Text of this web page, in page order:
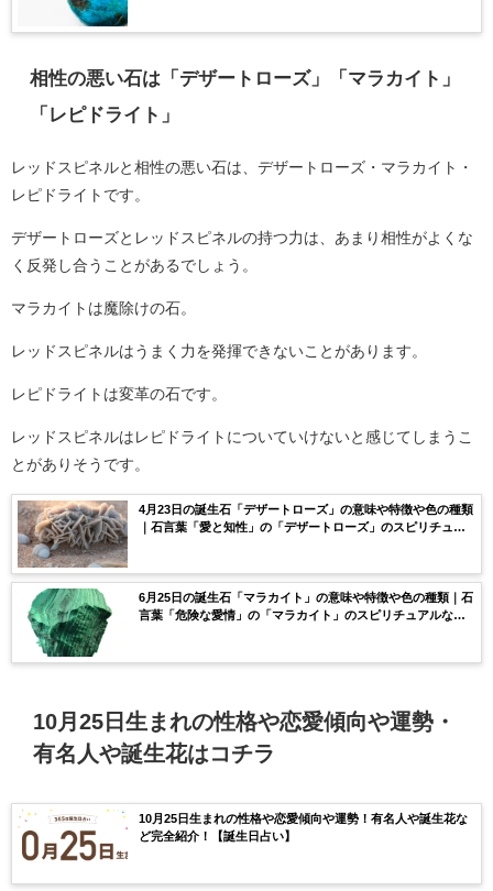
相性の悪い石は「デザートローズ」「マラカイト」
「レピドライト」
レッドスピネルと相性の悪い石は、デザートローズ・マラカイト・
レピドライトです。
デザートローズとレッドスピネルの持つ力は、あまり相性がよくな
く反発し合うことがあるでしょう。
マラカイトは魔除けの石。
レッドスピネルはうまく力を発揮できないことがあります。
レピドライトは変革の石です。
レッドスピネルはレピドライトについていけないと感じてしまうこ
とがありそうです。
4月23日の誕生石「デザートローズ」の意味や特徴や色の種類
｜石言葉「愛と知性」の「デザートローズ」のスピリチュア
6月25日の誕生石「マラカイト」の意味や特徴や色の種類｜石
言葉「危険な愛情」の「マラカイト」のスピリチュアルな効
10月25日生まれの性格や恋愛傾向や運勢・
有名人や誕生花はコチラ
10月25日生まれの性格や恋愛傾向や運勢！有名人や誕生花な
ど完全紹介！【誕生日占い】